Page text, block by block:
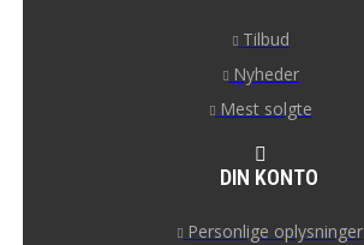
Tilbud
Nyheder
Mest solgte
DIN KONTO
Personlige oplysninger